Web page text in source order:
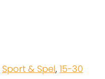
Sport & Spel, 15-30